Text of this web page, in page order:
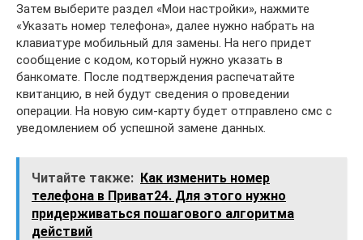
Затем выберите раздел «Мои настройки», нажмите
«Указать номер телефона», далее нужно набрать на
клавиатуре мобильный для замены. На него придет
сообщение с кодом, который нужно указать в
банкомате. После подтверждения распечатайте
квитанцию, в ней будут сведения о проведении
операции. На новую сим-карту будет отправлено смс с
уведомлением об успешной замене данных.
Читайте также: Как изменить номер
телефона в Приват24. Для этого нужно
придерживаться пошагового алгоритма
действий